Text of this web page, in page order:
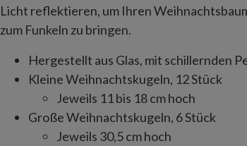
Licht reflektieren, um Ihren
zum Funkeln zu bringen.
Hergestellt aus Glas, mit schillernden
Kleine Weihnachtskugeln, 12 Stück
Jeweils 11 bis 18 cm hoch
Große Weihnachtskugeln, 6 Stück
Jeweils 30,5 cm hoch